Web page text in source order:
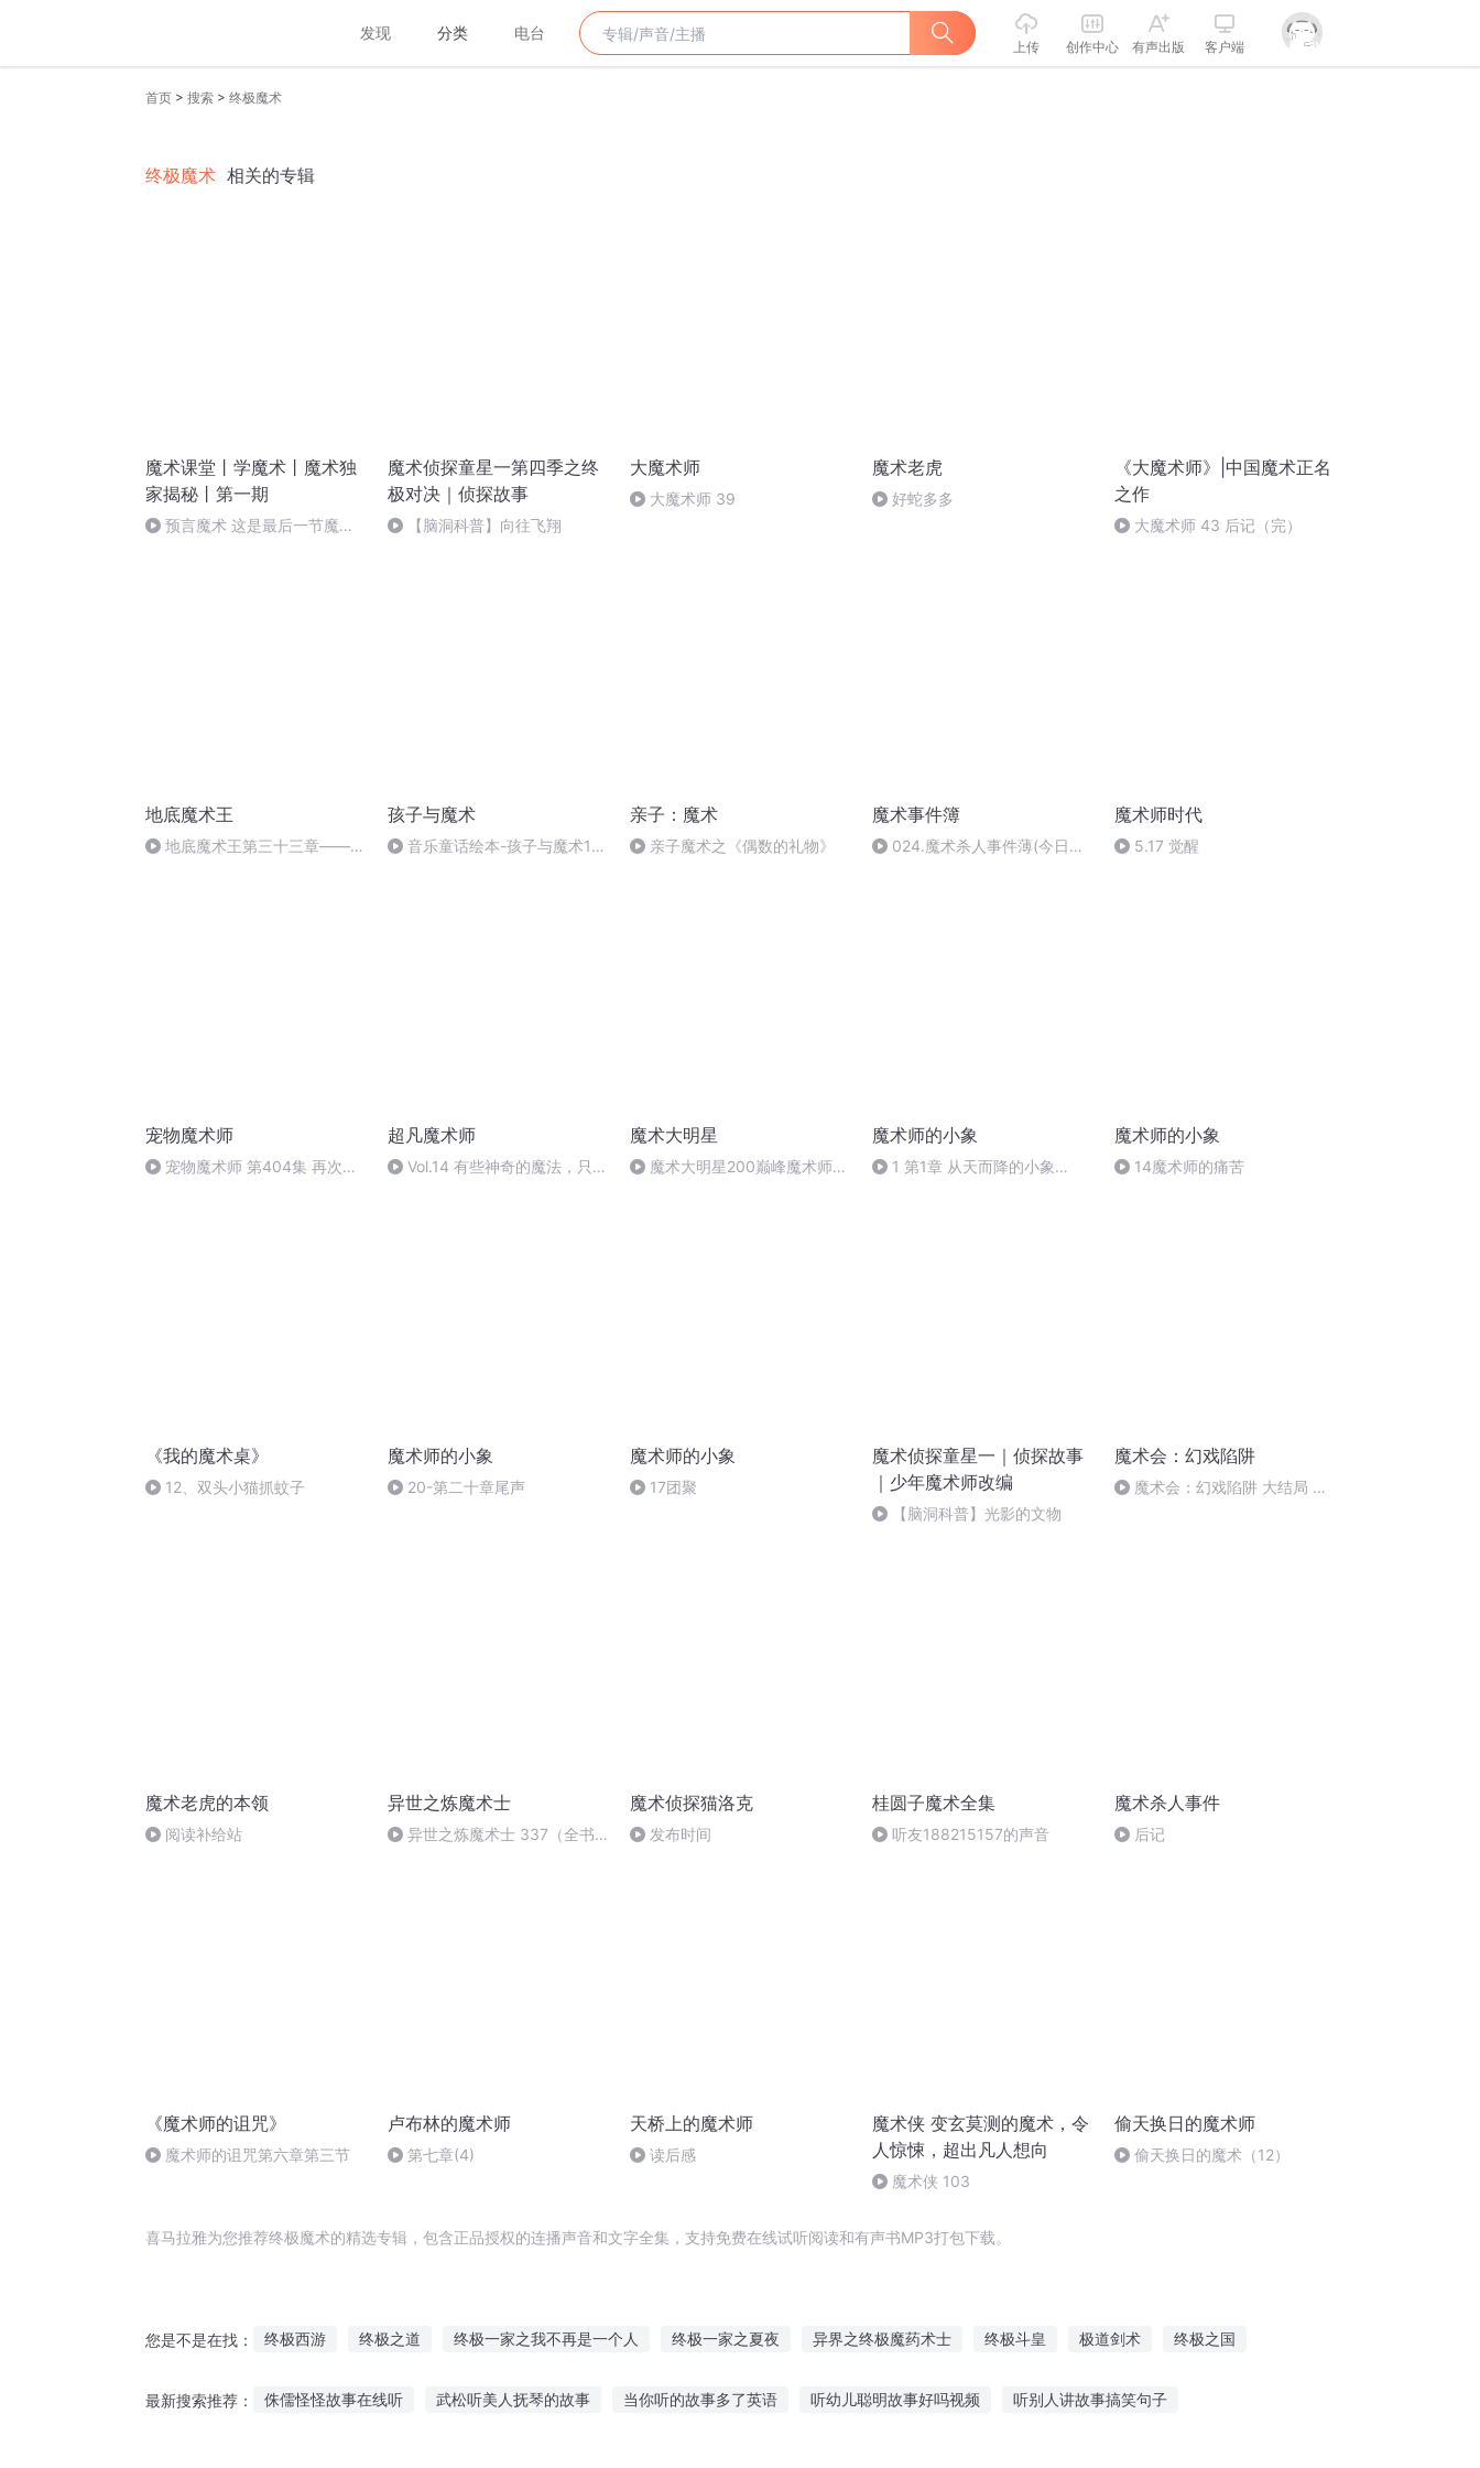
发现 分类 电台
上传 创作中心 有声出版 客户端
首页 > 搜索 > 终极魔术
终极魔术 相关的专辑
魔术课堂丨学魔术丨魔术独
家揭秘丨第一期
预言魔术 这是最后一节魔术
魔术侦探童星一第四季之终
极对决｜侦探故事
【脑洞科普】向往飞翔
大魔术师
大魔术师 39
魔术老虎
好蛇多多
《大魔术师》|中国魔术正名
之作
大魔术师 43 后记（完）
地底魔术王
地底魔术王第三十三章——机
孩子与魔术
音乐童话绘本-孩子与魔术15
亲子：魔术
亲子魔术之《偶数的礼物》
魔术事件簿
024.魔术杀人事件薄(今日两
魔术师时代
5.17 觉醒
宠物魔术师
宠物魔术师 第404集 再次穿
超凡魔术师
Vol.14 有些神奇的魔法，只有
魔术大明星
魔术大明星200巅峰魔术师
魔术师的小象
1 第1章 从天而降的小象
魔术师的小象
14魔术师的痛苦
《我的魔术桌》
12、双头小猫抓蚊子
魔术师的小象
20-第二十章尾声
魔术师的小象
17团聚
魔术侦探童星一｜侦探故事
｜少年魔术师改编
【脑洞科普】光影的文物
魔术会：幻戏陷阱
魔术会：幻戏陷阱 大结局 真
魔术老虎的本领
阅读补给站
异世之炼魔术士
异世之炼魔术士 337（全书
魔术侦探猫洛克
发布时间
桂圆子魔术全集
听友188215157的声音
魔术杀人事件
后记
《魔术师的诅咒》
魔术师的诅咒第六章第三节
卢布林的魔术师
第七章(4)
天桥上的魔术师
读后感
魔术侠 变玄莫测的魔术，令
人惊悚，超出凡人想向
魔术侠 103
偷天换日的魔术师
偷天换日的魔术（12）
喜马拉雅为您推荐终极魔术的精选专辑，包含正品授权的连播声音和文字全集，支持免费在线试听阅读和有声书MP3打包下载。
您是不是在找： 终极西游 终极之道 终极一家之我不再是一个人 终极一家之夏夜 异界之终极魔药术士 终极斗皇 极道剑术 终极之国
最新搜索推荐： 侏儒怪怪故事在线听 武松听美人抚琴的故事 当你听的故事多了英语 听幼儿聪明故事好吗视频 听别人讲故事搞笑句子